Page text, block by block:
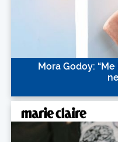
Mora Godoy: